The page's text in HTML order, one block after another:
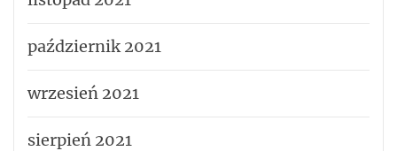
październik 2021
wrzesień 2021
sierpień 2021